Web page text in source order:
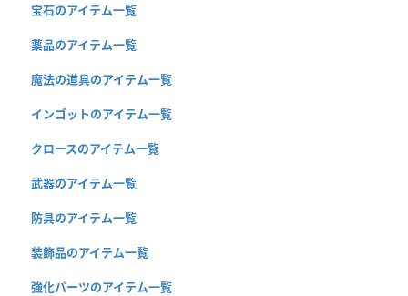
宝石のアイテム一覧
薬品のアイテム一覧
魔法の道具のアイテム一覧
インゴットのアイテム一覧
クロースのアイテム一覧
武器のアイテム一覧
防具のアイテム一覧
装飾品のアイテム一覧
強化パーツのアイテム一覧